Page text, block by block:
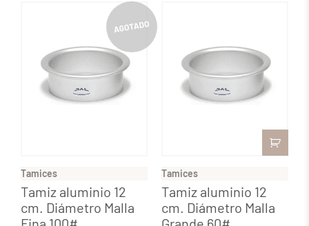
Tamices
Tamiz aluminio 12
cm. Diámetro Malla
Tamices
Tamiz aluminio 12
cm. Diámetro Malla